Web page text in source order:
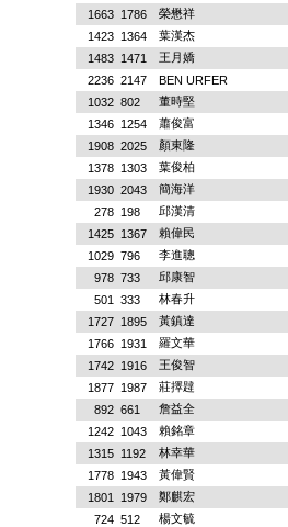
1663
1786
榮懋祥
1423
1364
葉漢杰
1483
1471
王月嬌
2236 2147
BEN URFER
1032 802
董時堅
1346
1254
蕭俊富
1908 2025
顏東隆
1378
1303
葉俊柏
1930 2043
簡海洋
278
198
邱漢清
1425
1367
賴偉民
1029 796
李進聰
978 733
邱康智
501
333
林春升
1727
1895
黃鎮達
1766
1931
羅文華
1742
1916
王俊智
1877
1987
莊擇韙
892 661
詹益全
1242
1043
賴銘章
1315
1192
林幸華
1778
1943
黃偉賢
1801
1979
鄭麒宏
724 512
楊文毓